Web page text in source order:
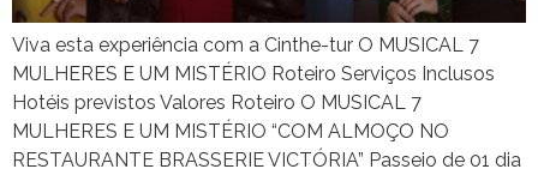
Viva esta experiência com a Cinthe-tur O MUSICAL 7
MULHERES E UM MISTÉRIO Roteiro Serviços Inclusos
Hotéis previstos Valores Roteiro O MUSICAL 7
MULHERES E UM MISTÉRIO “COM ALMOÇO NO
RESTAURANTE BRASSERIE VICTÓRIA” Passeio de 01 dia